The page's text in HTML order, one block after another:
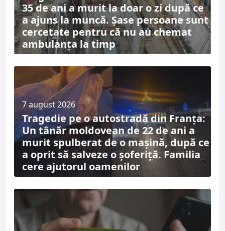
35 de ani a murit la doar o zi după ce
a ajuns la muncă. Șase persoane sunt
cercetate pentru că nu au chemat
ambulanța la timp
7 august 2026
Tragedie pe o autostradă din Franța:
Un tânăr moldovean de 22 de ani a
murit spulberat de o mașină, după ce
a oprit să salveze o șoferiță. Familia
cere ajutorul oamenilor